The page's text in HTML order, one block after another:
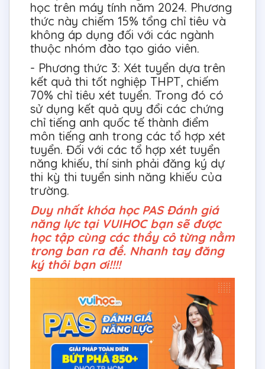
học trên máy tính năm 2024. Phương
thức này chiếm 15% tổng chỉ tiêu và
không áp dụng đối với các ngành
thuộc nhóm đào tạo giáo viên.
- Phương thức 3: Xét tuyển dựa trên
kết quả thi tốt nghiệp THPT, chiếm
70% chỉ tiêu xét tuyển. Trong đó có
sử dụng kết quả quy đổi các chứng
chỉ tiếng anh quốc tế thành điểm
môn tiếng anh trong các tổ hợp xét
tuyển. Đối với các tổ hợp xét tuyển
năng khiếu, thí sinh phải đăng ký dự
thi kỳ thi tuyển sinh năng khiếu của
trường.
Duy nhất khóa học PAS Đánh giá
năng lực tại VUIHOC bạn sẽ được
học tập cùng các thầy cô từng nằm
trong ban ra đề. Nhanh tay đăng
ký thôi bạn ơi!!!!